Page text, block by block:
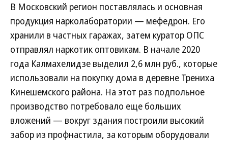
В Московский регион поставлялась и основная
продукция нарколаборатории — мефедрон. Его
хранили в частных гаражах, затем куратор ОПС
отправлял наркотик оптовикам. В начале 2020
года Калмахелидзе выделил 2,6 млн руб., которые
использовали на покупку дома в деревне Трениха
Кинешемского района. На этот раз подпольное
производство потребовало еще больших
вложений — вокруг здания построили высокий
забор из профнастила, за которым оборудовали